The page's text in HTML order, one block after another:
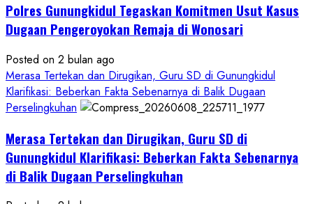
Polres Gunungkidul Tegaskan Komitmen Usut Kasus
Dugaan Pengeroyokan Remaja di Wonosari
Posted on 2 bulan ago
Merasa Tertekan dan Dirugikan, Guru SD di Gunungkidul
Klarifikasi: Beberkan Fakta Sebenarnya di Balik Dugaan
Perselingkuhan
Merasa Tertekan dan Dirugikan, Guru SD di
Gunungkidul Klarifikasi: Beberkan Fakta Sebenarnya
di Balik Dugaan Perselingkuhan